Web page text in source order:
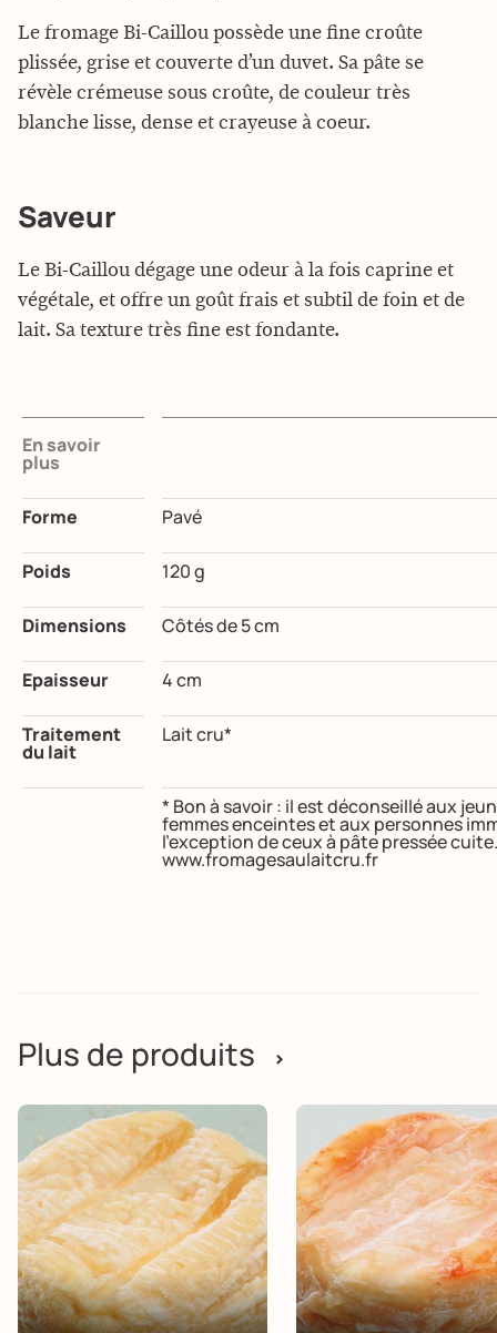
Le fromage Bi-Caillou possède une fine croûte
plissée, grise et couverte d’un duvet. Sa pâte se
révèle crémeuse sous croûte, de couleur très
blanche lisse, dense et crayeuse à coeur.
Saveur
Le Bi-Caillou dégage une odeur à la fois caprine et
végétale, et offre un goût frais et subtil de foin et de
lait. Sa texture très fine est fondante.
En savoir
plus
Forme Pavé
Poids 120 g
Dimensions Côtés de 5 cm
Epaisseur 4 cm
Traitement
du lait
Lait cru*
* Bon à savoir : il est déconseillé aux
femmes enceintes et aux personnes
l’exception de ceux à pâte pressée
www.fromagesaulaitcru.fr
Plus de produits >